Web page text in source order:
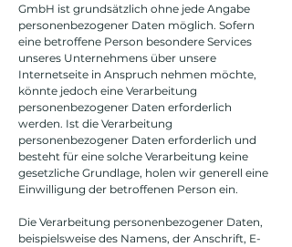
GmbH ist grundsätzlich ohne jede Angabe
personenbezogener Daten möglich. Sofern
eine betroffene Person besondere Services
unseres Unternehmens über unsere
Internetseite in Anspruch nehmen möchte,
könnte jedoch eine Verarbeitung
personenbezogener Daten erforderlich
werden. Ist die Verarbeitung
personenbezogener Daten erforderlich und
besteht für eine solche Verarbeitung keine
gesetzliche Grundlage, holen wir generell eine
Einwilligung der betroffenen Person ein.
Die Verarbeitung personenbezogener Daten,
beispielsweise des Namens, der Anschrift, E-